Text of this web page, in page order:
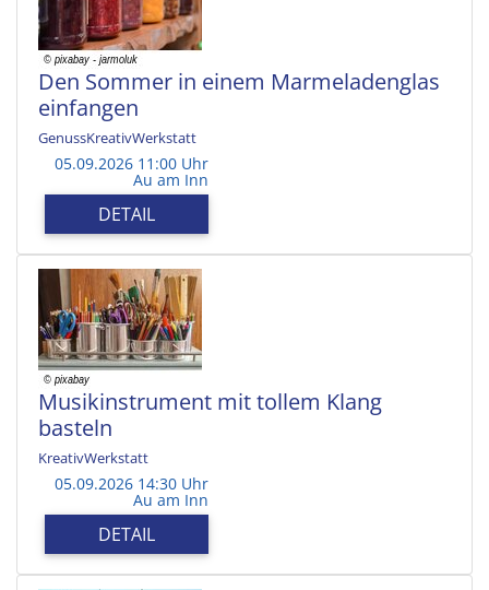
Den Sommer in einem Marmeladenglas
einfangen
GenussKreativWerkstatt
05.09.2026 11:00 Uhr
Au am Inn
DETAIL
Musikinstrument mit tollem Klang
basteln
KreativWerkstatt
05.09.2026 14:30 Uhr
Au am Inn
DETAIL